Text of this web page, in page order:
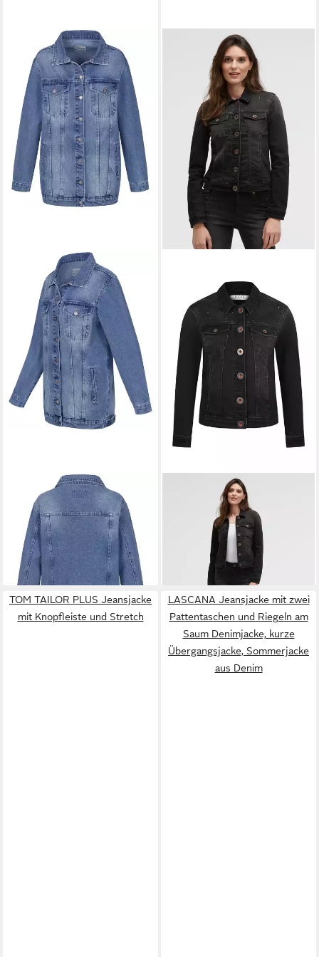
ROCK CREEKJeansjacke
Damen Jeansjacke Oversize
D-480
44,90 € UVP 89,90 €
-50%
Jeansjacke mit
Schmuckelemente
TOM TAILOR PLUS Jeansjacke
mit Knopfleiste und Stretch
LASCANA Jeansjacke mit zwei
Pattentaschen und Riegeln am
Saum Denimjacke, kurze
Übergangsjacke, Sommerjacke
aus Denim